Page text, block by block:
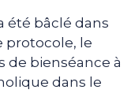
été bâclé dans
protocole, le
de bienséance à
dans le